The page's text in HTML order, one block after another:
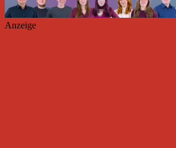
Anzeige